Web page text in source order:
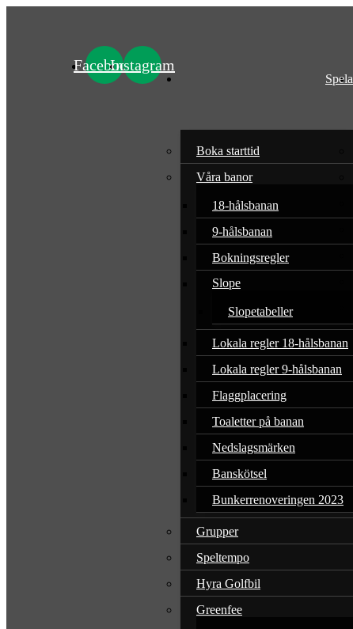
FacebookInstagram
Spela
Boka starttid
Våra banor
18-hålsbanan
9-hålsbanan
Bokningsregler
Slope
Slopetabeller
Lokala regler 18-hålsbanan
Lokala regler 9-hålsbanan
Flaggplacering
Toaletter på banan
Nedslagsmärken
Banskötsel
Bunkerrenoveringen 2023
Grupper
Speltempo
Hyra Golfbil
Greenfee